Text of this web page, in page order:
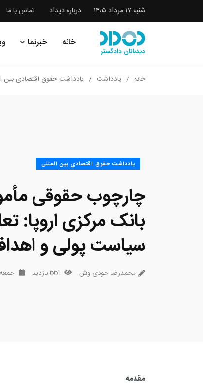
شنبه ۱۷ مرداد ۱۴۰۵ درباره دیداد تماس با ما
خانه خبرنما
خانه یادداشت یادداشت حقوق اقتصادی بین
یادداشت حقوق اقتصادی بین المللی
چارچوب حقوقی
بانک مرکزی اروپا:
سیاست پولی و
محمدرضا جودی وش 661 بازدید جمعه ۰۹ خرداد ۱۴۰۴
مقدمه